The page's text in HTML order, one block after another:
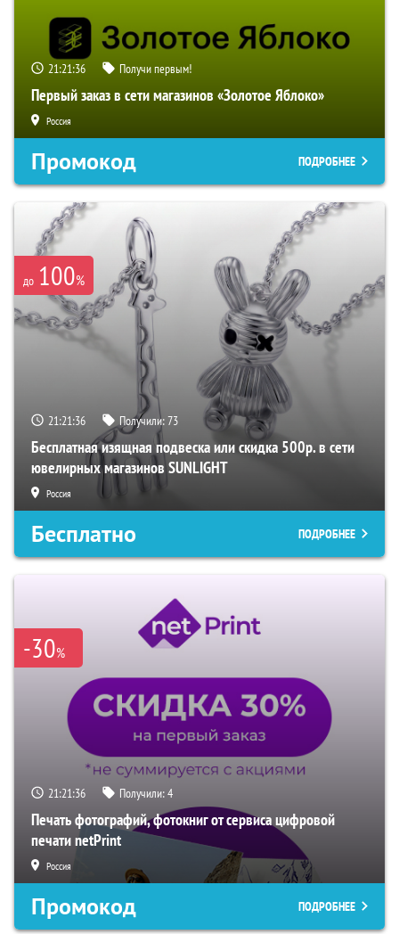
21:21:35 Получи первым!
Первый заказ в сети магазинов «Золотое Яблоко»
Россия
Промокод ПОДРОБНЕЕ
до 100%
21:21:35 Получили:73
Бесплатная изящная подвеска или скидка 500р. в сети
ювелирных магазинов SUNLIGHT
Россия
Бесплатно ПОДРОБНЕЕ
-30%
21:21:35 Получили:4
Печать фотографий, фотокниг от сервиса цифровой
печати netPrint
Россия
Промокод ПОДРОБНЕЕ